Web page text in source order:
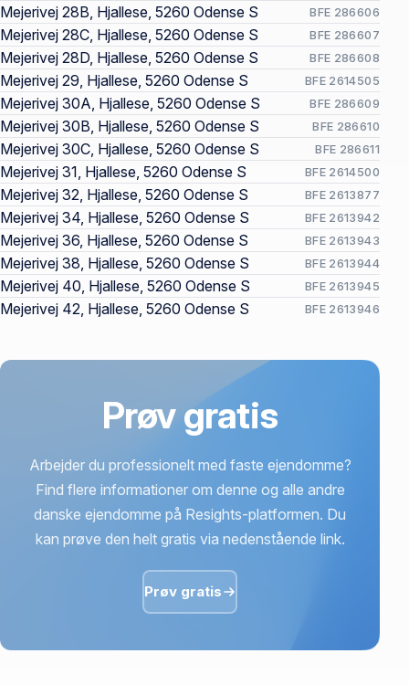
Mejerivej 28B, Hjallese, 5260 Odense S BFE 286606
Mejerivej 28C, Hjallese, 5260 Odense S BFE 286607
Mejerivej 28D, Hjallese, 5260 Odense S BFE 286608
Mejerivej 29, Hjallese, 5260 Odense S BFE 2614505
Mejerivej 30A, Hjallese, 5260 Odense S BFE 286609
Mejerivej 30B, Hjallese, 5260 Odense S BFE 286610
Mejerivej 30C, Hjallese, 5260 Odense S BFE 286611
Mejerivej 31, Hjallese, 5260 Odense S BFE 2614500
Mejerivej 32, Hjallese, 5260 Odense S BFE 2613877
Mejerivej 34, Hjallese, 5260 Odense S BFE 2613942
Mejerivej 36, Hjallese, 5260 Odense S BFE 2613943
Mejerivej 38, Hjallese, 5260 Odense S BFE 2613944
Mejerivej 40, Hjallese, 5260 Odense S BFE 2613945
Mejerivej 42, Hjallese, 5260 Odense S BFE 2613946
Prøv gratis
Arbejder du professionelt med faste ejendomme?
Find flere informationer om denne og alle andre
danske ejendomme på Resights-platformen. Du
kan prøve den helt gratis via nedenstående link.
Prøv gratis